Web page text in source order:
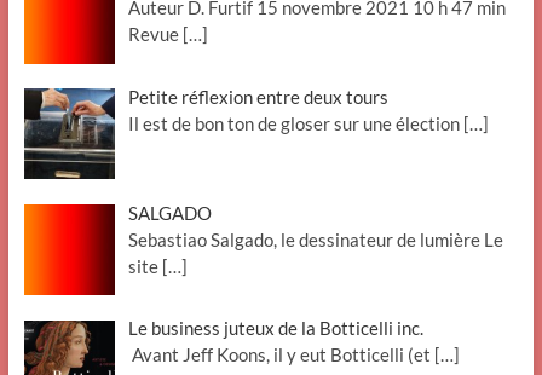
Auteur D. Furtif 15 novembre 2021 10 h 47 min
Revue […]
Petite réflexion entre deux tours
Il est de bon ton de gloser sur une élection […]
SALGADO
Sebastiao Salgado, le dessinateur de lumière Le
site […]
Le business juteux de la Botticelli inc.
Avant Jeff Koons, il y eut Botticelli (et […]